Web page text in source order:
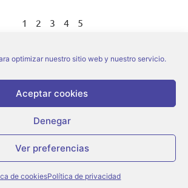
optimizar nuestro sitio web y nuestro servicio.
Aceptar cookies
Denegar
Ver preferencias
de cookiesPolítica de privacidad
1 2 3 4 5
Aviso legal
Política de cookies